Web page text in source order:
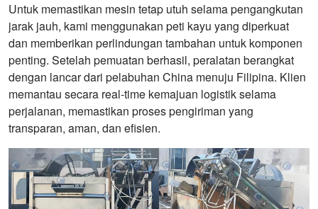
Untuk memastikan mesin tetap utuh selama pengangkutan
jarak jauh, kami menggunakan peti kayu yang diperkuat
dan memberikan perlindungan tambahan untuk komponen
penting. Setelah pemuatan berhasil, peralatan berangkat
dengan lancar dari pelabuhan China menuju Filipina. Klien
memantau secara real-time kemajuan logistik selama
perjalanan, memastikan proses pengiriman yang
transparan, aman, dan efisien.